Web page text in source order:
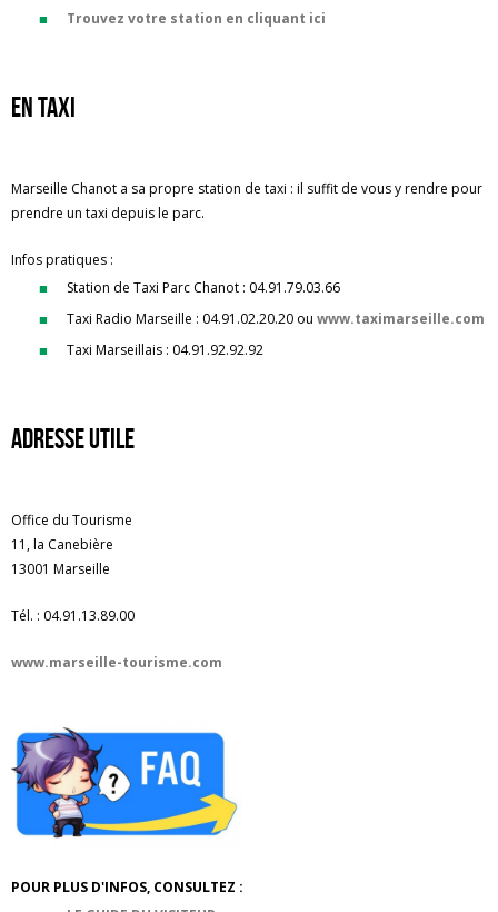
Trouvez votre station en cliquant ici
en taxi
Marseille Chanot a sa propre station de taxi : il suffit de vous y rendre pour
prendre un taxi depuis le parc.
Infos pratiques :
Station de Taxi Parc Chanot : 04.91.79.03.66
Taxi Radio Marseille : 04.91.02.20.20 ou www.taximarseille.com
Taxi Marseillais : 04.91.92.92.92
Adresse utile
Office du Tourisme
11, la Canebière
13001 Marseille
Tél. : 04.91.13.89.00
www.marseille-tourisme.com
POUR PLUS D'INFOS, CONSULTEZ :